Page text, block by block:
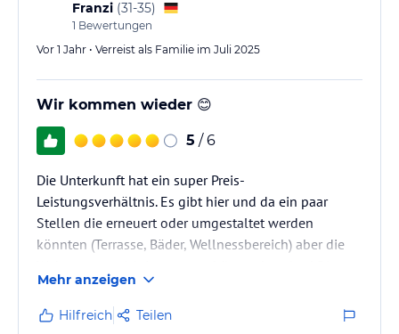
Franzi (31-35)
1 Bewertungen
Vor 1 Jahr • Verreist als Familie im Juli 2025
Wir kommen wieder 😊
5 / 6
Die Unterkunft hat ein super Preis-
Leistungsverhältnis. Es gibt hier und da ein paar
Stellen die erneuert oder umgestaltet werden
könnten (Terrasse, Bäder, Wellnessbereich) aber die
Lage ist super angebunden und der Service schnell
und freundlich.
Mehr anzeigen
Hilfreich Teilen